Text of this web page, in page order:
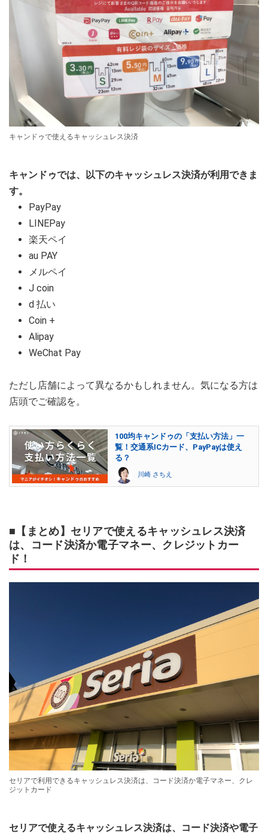
キャンドゥで使えるキャッシュレス決済
キャンドゥでは、以下のキャッシュレス決済が利用できま
す。
PayPay
LINEPay
楽天ペイ
au PAY
メルペイ
J coin
d 払い
Coin +
Alipay
WeChat Pay
ただし店舗によって異なるかもしれません。気になる方は
店頭でご確認を。
100均キャンドゥの「支払い方法」一
覧！交通系ICカード、PayPayは使え
る？
川崎 さちえ
■【まとめ】セリアで使えるキャッシュレス決済
は、コード決済か電子マネー、クレジットカー
ド！
セリアで利用できるキャッシュレス決済は、コード決済か電子マネー、クレ
ジットカード
セリアで使えるキャッシュレス決済は、コード決済や電子